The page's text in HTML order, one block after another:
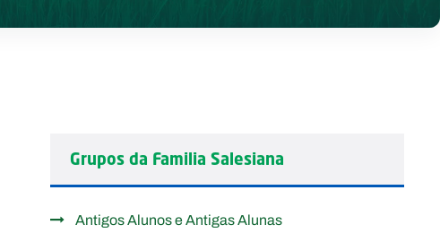
Grupos da Familia Salesiana
Antigos Alunos e Antigas Alunas